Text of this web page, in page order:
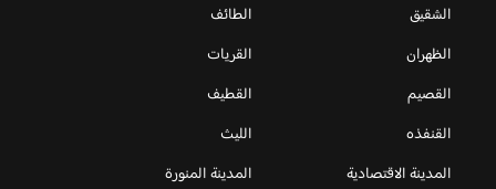
الشقيق
الطائف
الظهران
القريات
القصيم
القطيف
القنفذه
الليث
المدينة الاقتصادية
المدينة المنورة